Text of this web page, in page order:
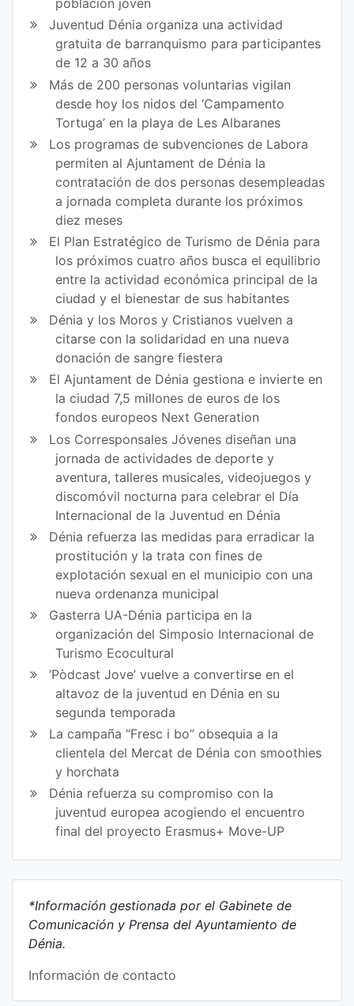
población joven
Juventud Dénia organiza una actividad
gratuita de barranquismo para participantes
de 12 a 30 años
Más de 200 personas voluntarias vigilan
desde hoy los nidos del ‘Campamento
Tortuga’ en la playa de Les Albaranes
Los programas de subvenciones de Labora
permiten al Ajuntament de Dénia la
contratación de dos personas desempleadas
a jornada completa durante los próximos
diez meses
El Plan Estratégico de Turismo de Dénia para
los próximos cuatro años busca el equilibrio
entre la actividad económica principal de la
ciudad y el bienestar de sus habitantes
Dénia y los Moros y Cristianos vuelven a
citarse con la solidaridad en una nueva
donación de sangre fiestera
El Ajuntament de Dénia gestiona e invierte en
la ciudad 7,5 millones de euros de los
fondos europeos Next Generation
Los Corresponsales Jóvenes diseñan una
jornada de actividades de deporte y
aventura, talleres musicales, videojuegos y
discomóvil nocturna para celebrar el Día
Internacional de la Juventud en Dénia
Dénia refuerza las medidas para erradicar la
prostitución y la trata con fines de
explotación sexual en el municipio con una
nueva ordenanza municipal
Gasterra UA-Dénia participa en la
organización del Simposio Internacional de
Turismo Ecocultural
‘Pòdcast Jove’ vuelve a convertirse en el
altavoz de la juventud en Dénia en su
segunda temporada
La campaña “Fresc i bo” obsequia a la
clientela del Mercat de Dénia con smoothies
y horchata
Dénia refuerza su compromiso con la
juventud europea acogiendo el encuentro
final del proyecto Erasmus+ Move-UP
*Información gestionada por el Gabinete de
Comunicación y Prensa del Ayuntamiento de
Dénia.
Información de contacto